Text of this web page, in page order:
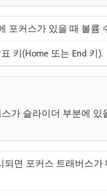
포커스가 있을 때 볼륨
키(Home 또는 End 키).
가 슬라이더 부분에 있
면 포커스 트래버스가